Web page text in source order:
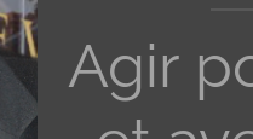
Agir